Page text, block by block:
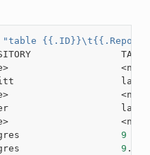
"table
TAG
postgres 9
postgres 9 .3